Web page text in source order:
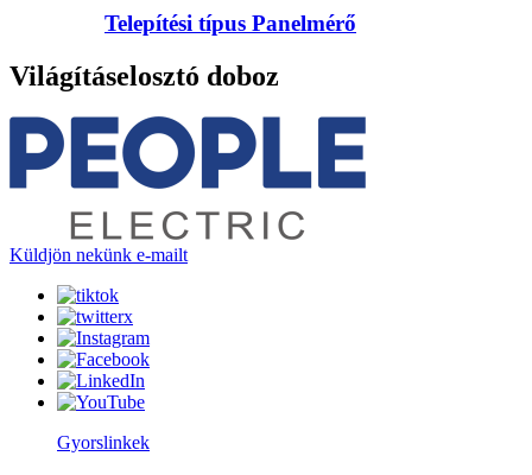
Telepítési típus Panelmérő
Világításelosztó doboz
Küldjön nekünk e-mailt
Gyorslinkek